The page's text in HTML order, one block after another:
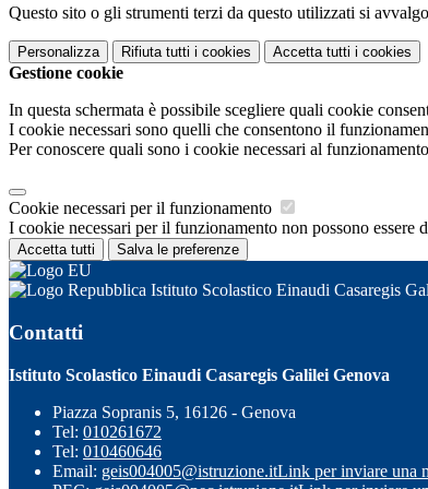
Questo sito o gli strumenti terzi da questo utilizzati si
Personalizza Rifiuta tutti i cookies Accetta tutti i cookies
Gestione cookie
In questa schermata è possibile scegliere quali cookie
I cookie necessari sono quelli che consentono il
Per conoscere quali sono i cookie necessari al
Cookie necessari per il funzionamento
I cookie necessari per il funzionamento non possono
Accetta tutti Salva le preferenze
Istituto Scolastico Einaudi Casaregis
Contatti
Istituto Scolastico Einaudi Casaregis Galilei Genova
Piazza Sopranis 5, 16126 - Genova
Tel: 010261672
Tel: 010460646
Email: geis004005@istruzione.itLink per inviare una